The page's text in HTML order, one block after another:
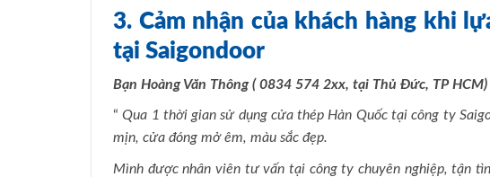
3. Cảm nhận của khách hàng khi
tại Saigondoor
Bạn Hoàng Văn Thông ( 0834 574 2xx, tại Thủ Đức, TP HCM)
“Qua 1 thời gian sử dụng cửa thép Hàn Quốc tại công ty
mịn, cửa đóng mở êm, màu sắc đẹp.
Mình được nhân viên tư vấn tại công ty chuyên nghiệp, tận